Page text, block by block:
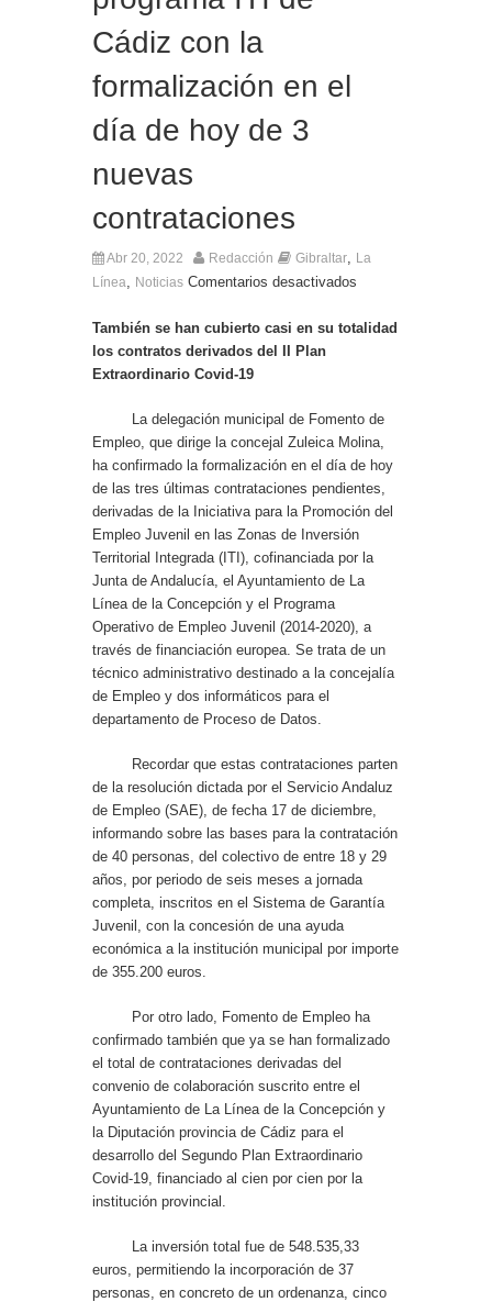
El Ministro Principal da la bienvenida a la nueva
Ministra británica para los Territorios de Ultramar
Cádiz con la
formalización en el
día de hoy de 3
nuevas
contrataciones
Abr 20, 2022 Redacción Gibraltar, La
Línea, Noticias Comentarios desactivados
También se han cubierto casi en su totalidad
los contratos derivados del II Plan
Extraordinario Covid-19
La delegación municipal de Fomento de
Empleo, que dirige la concejal Zuleica Molina,
ha confirmado la formalización en el día de hoy
de las tres últimas contrataciones pendientes,
derivadas de la Iniciativa para la Promoción del
Empleo Juvenil en las Zonas de Inversión
Territorial Integrada (ITI), cofinanciada por la
Junta de Andalucía, el Ayuntamiento de La
Línea de la Concepción y el Programa
Operativo de Empleo Juvenil (2014-2020), a
través de financiación europea. Se trata de un
técnico administrativo destinado a la concejalía
de Empleo y dos informáticos para el
departamento de Proceso de Datos.
Recordar que estas contrataciones parten
de la resolución dictada por el Servicio Andaluz
de Empleo (SAE), de fecha 17 de diciembre,
informando sobre las bases para la contratación
de 40 personas, del colectivo de entre 18 y 29
años, por periodo de seis meses a jornada
completa, inscritos en el Sistema de Garantía
Juvenil, con la concesión de una ayuda
económica a la institución municipal por importe
de 355.200 euros.
Por otro lado, Fomento de Empleo ha
confirmado también que ya se han formalizado
el total de contrataciones derivadas del
convenio de colaboración suscrito entre el
Ayuntamiento de La Línea de la Concepción y
la Diputación provincia de Cádiz para el
desarrollo del Segundo Plan Extraordinario
Covid-19, financiado al cien por cien por la
institución provincial.
La inversión total fue de 548.535,33
euros, permitiendo la incorporación de 37
personas, en concreto de un ordenanza, cinco